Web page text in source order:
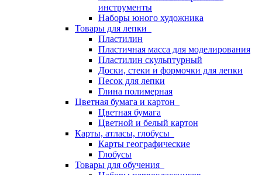
инструменты
Наборы юного художника
Товары для лепки
Пластилин
Пластичная масса для моделирования
Пластилин скульптурный
Доски, стеки и формочки для лепки
Песок для лепки
Глина полимерная
Цветная бумага и картон
Цветная бумага
Цветной и белый картон
Карты, атласы, глобусы
Карты географические
Глобусы
Товары для обучения